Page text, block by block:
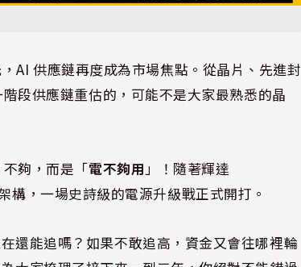
AI 供應鏈再度成為市場焦點。從晶片、先進封
段供應鏈重估的，可能不是大家最熟悉的晶
夠，而是「電不夠用 」！隨著輝達
構，一場史詩級的電源升級戰正式開打。
還能追嗎？如果不敢追高，資金又會往哪裡輪